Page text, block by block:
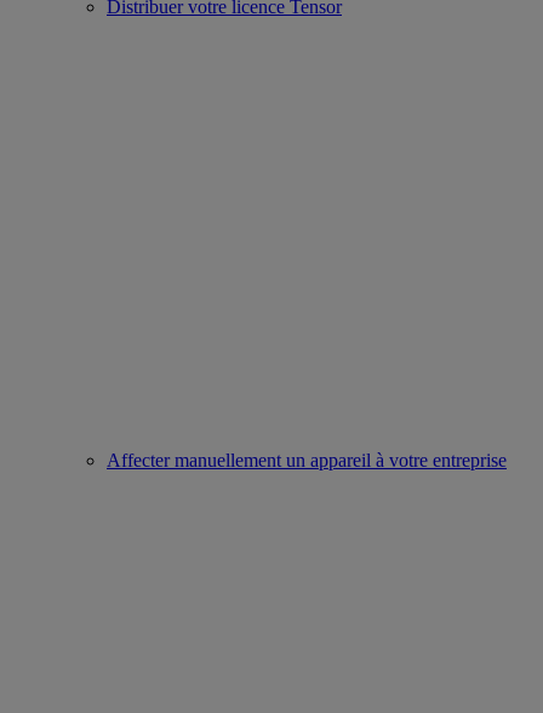
Distribuer votre licence Tensor
Affecter manuellement un appareil à votre entreprise